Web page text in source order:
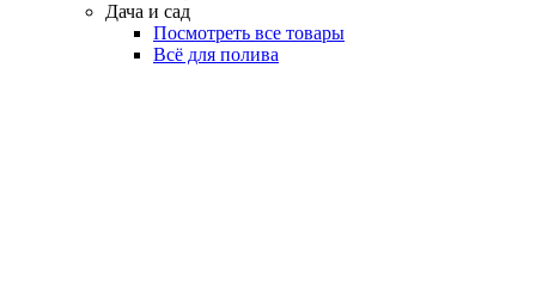
Дача и сад
Посмотреть все товары
Всё для полива